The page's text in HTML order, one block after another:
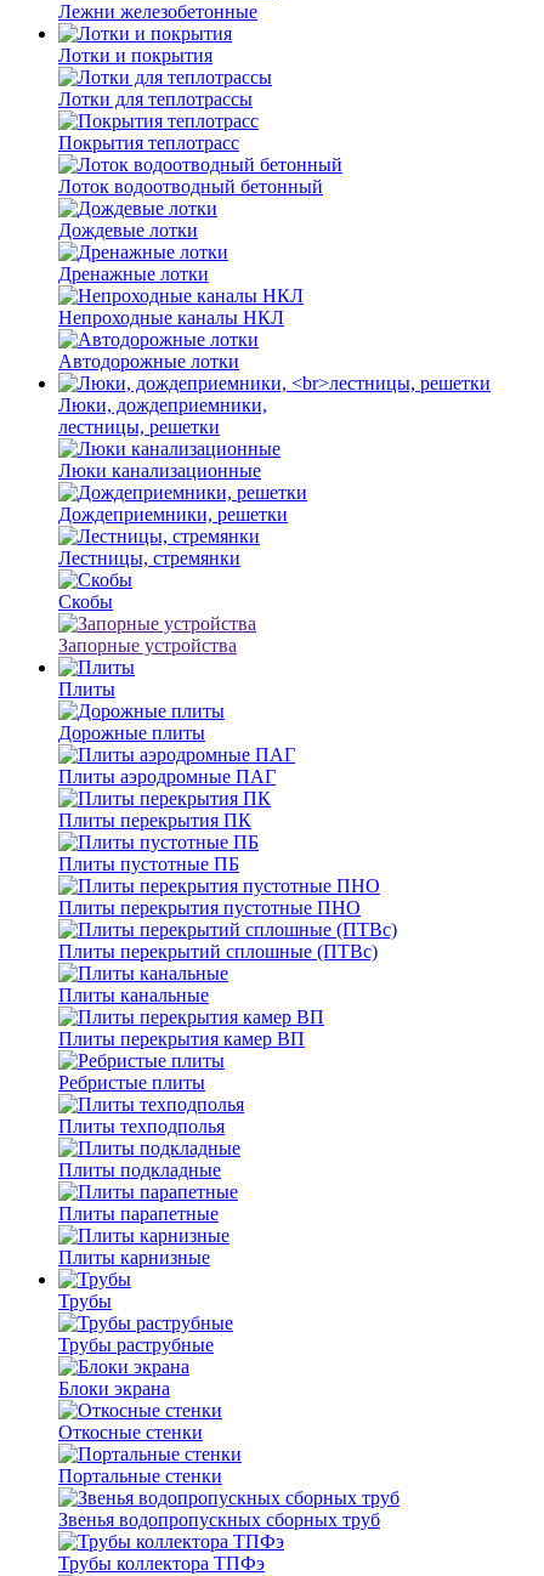
Лежни железобетонные
Лотки и покрытия
Лотки для теплотрассы
Покрытия теплотрасс
Лоток водоотводный бетонный
Дождевые лотки
Дренажные лотки
Непроходные каналы НКЛ
Автодорожные лотки
Люки, дождеприемники,
лестницы, решетки
Люки канализационные
Дождеприемники, решетки
Лестницы, стремянки
Скобы
Запорные устройства
Плиты
Дорожные плиты
Плиты аэродромные ПАГ
Плиты перекрытия ПК
Плиты пустотные ПБ
Плиты перекрытия пустотные ПНО
Плиты перекрытий сплошные (ПТВс)
Плиты канальные
Плиты перекрытия камер ВП
Ребристые плиты
Плиты техподполья
Плиты подкладные
Плиты парапетные
Плиты карнизные
Трубы
Трубы раструбные
Блоки экрана
Откосные стенки
Портальные стенки
Звенья водопропускных сборных труб
Трубы коллектора ТПФэ